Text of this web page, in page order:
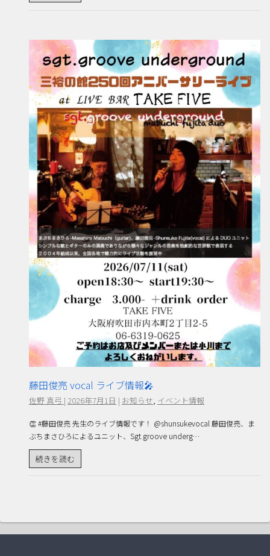
藤田俊亮 vocal ライブ情報🎤
佐野 真弓 | 2026年7月1日 | お知らせ イベント情報
👏 #藤田俊亮 先生のライブ情報です！ @shunsukevocal 藤田俊亮、ま
ぶちまさひろによるユニット、Sgt.groove underg…
続きを読む